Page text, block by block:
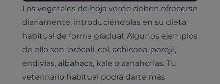
Los vegetales de hoja verde deben ofrecerse
diariamente, introduciéndolas en su dieta
habitual de forma gradual. Algunos ejemplos
de ello son: brócoli, col, achicoria, perejil,
endivias, albahaca, kale o zanahorias. Tu
veterinario habitual podrá darte más